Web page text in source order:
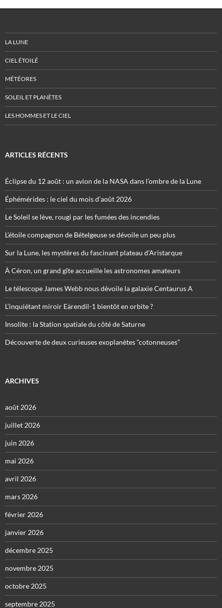
LA LUNE
CIEL ÉTOILÉ
MÉTÉORES
SOLEIL ET PLANÈTES
LES HOMMES ET LE CIEL
ARTICLES RÉCENTS
Éclipse du 12 août : un avion de la NASA dans l’ombre de la Lune
Éphémérides : le ciel du mois d’août 2026
Le Soleil se lève, rougi par les fumées des incendies
L’étoile compagnon de Bételgeuse se dévoile un peu plus
Sur la Lune, les mystères du fascinant plateau d’Aristarque
À Céron, un grand gîte accueille les astronomes amateurs
Le télescope James Webb nous dévoile la galaxie Centaurus A
L’inquiétant miroir Eärendil-1 bientôt en orbite ?
Insolite : la Station spatiale du côté de Saturne
Découverte de deux curieuses exoplanètes “cotonneuses”
ARCHIVES
août 2026
juillet 2026
juin 2026
mai 2026
avril 2026
mars 2026
février 2026
janvier 2026
décembre 2025
novembre 2025
octobre 2025
septembre 2025